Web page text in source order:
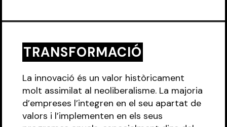
TRANSFORMACIÓ
La innovació és un valor històricament
molt assimilat al neoliberalisme. La majoria
d’empreses l’integren en el seu apartat de
valors i l’implementen en els seus